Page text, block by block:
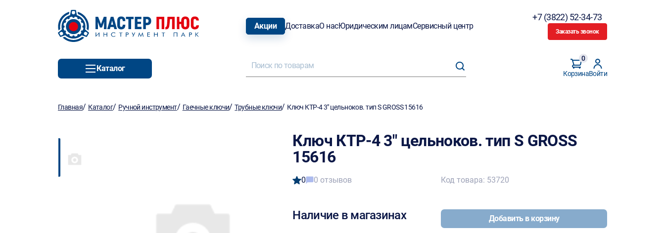
Акции ДоставкаО насЮридическим лицамСервисный центр
+7 (3822) 52-34-73
Заказать звонок
Каталог
Корзина
0
Войти
Главная/ Каталог/ Ручной инструмент/ Гаечные ключи/Трубные ключи/ Ключ КТР-4 3" цельноков. тип S GROSS 15616
Ключ КТР-4 3" цельноков. тип S GROSS
15616
0 0 отзывов
Наличие в магазинах
Код товара: 53720
Добавить в корзину